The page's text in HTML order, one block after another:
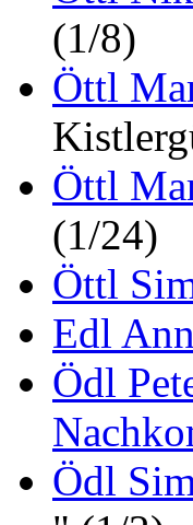
(1/8)
Öttl
Öttl
(1/24)
Öttl
Edl
Ödl
Ödl